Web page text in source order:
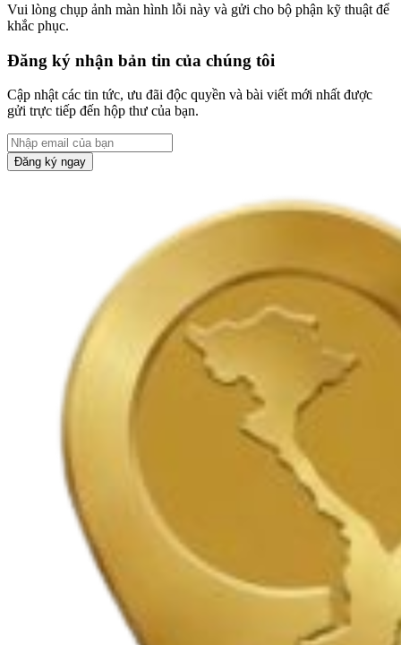
Vui lòng chụp ảnh màn hình lỗi này và gửi cho bộ phận kỹ thuật để
khắc phục.
Đăng ký nhận bản tin của chúng tôi
Cập nhật các tin tức, ưu đãi độc quyền và bài viết mới nhất được
gửi trực tiếp đến hộp thư của bạn.
Đăng ký ngay